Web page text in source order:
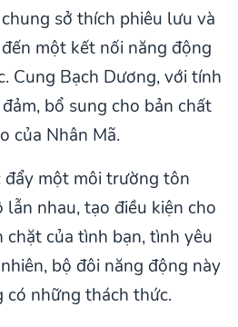
sở thích phiêu lưu và
một kết nối năng động
Cung Bạch Dương, với tính
bổ sung cho bản chất
của Nhân Mã.
một môi trường tôn
nhau, tạo điều kiện cho
chặt của tình bạn, tình yêu
bộ đôi năng động này
có những thách thức.